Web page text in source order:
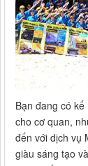
Bạn đang có
cho cơ quan,
đến với dịch vụ
giàu sáng tạo